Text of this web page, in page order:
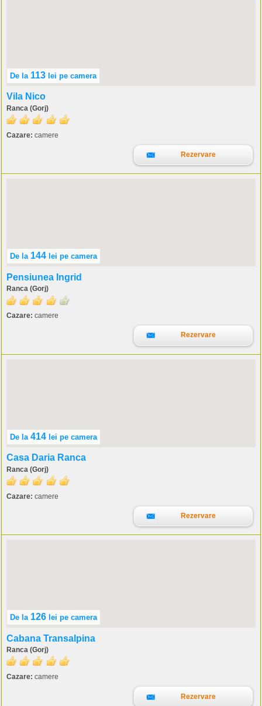
De la 113 lei pe camera
Vila Nico
Ranca (Gorj)
Cazare: camere
Rezervare
De la 144 lei pe camera
Pensiunea Ingrid
Ranca (Gorj)
Cazare: camere
Rezervare
De la 414 lei pe camera
Casa Daria Ranca
Ranca (Gorj)
Cazare: camere
Rezervare
De la 126 lei pe camera
Cabana Transalpina
Ranca (Gorj)
Cazare: camere
Rezervare